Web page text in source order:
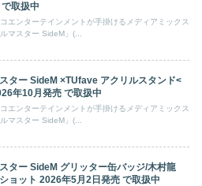
取扱中
エンターテインメントが手掛けるメディアミックス
マスター SideM」(...
ター SideM ×TUfave アクリルスタンド<
年10月発売 で取扱中
エンターテインメントが手掛けるメディアミックス
マスター SideM」(...
ター SideM グリッター缶バッジ/木村龍
ョット 2026年5月2日発売 で取扱中